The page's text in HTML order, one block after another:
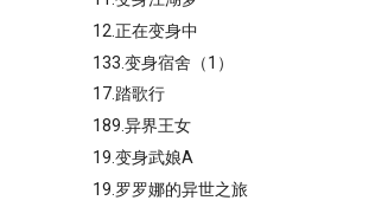
12.正在变身中
133.变身宿舍（1）
17.踏歌行
189.异界王女
19.变身武娘A
19.罗罗娜的异世之旅